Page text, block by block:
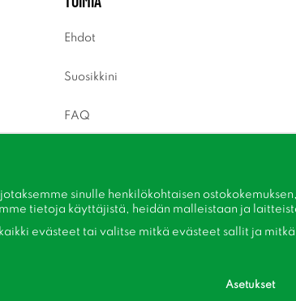
Ehdot
Suosikkini
FAQ
sinulle henkilökohtaisen
tietoja käyttäjistä, heidän malleistaan ​​ja
evästeet tai valitse mitkä evästeet sallit ja
Asetukset